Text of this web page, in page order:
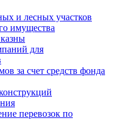
и лесных участков
имущества
для
за счет средств фонда
перевозок по